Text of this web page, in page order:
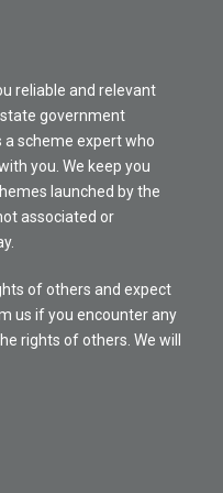
reliable and relevant
government
scheme expert who
you. We keep you
launched by the
associated or
of others and expect
us if you encounter any
rights of others. We will